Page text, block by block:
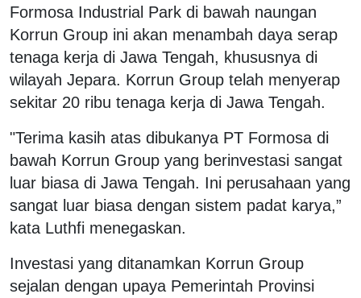
Formosa Industrial Park di bawah naungan
Korrun Group ini akan menambah daya serap
tenaga kerja di Jawa Tengah, khususnya di
wilayah Jepara. Korrun Group telah menyerap
sekitar 20 ribu tenaga kerja di Jawa Tengah.
"Terima kasih atas dibukanya PT Formosa di
bawah Korrun Group yang berinvestasi sangat
luar biasa di Jawa Tengah. Ini perusahaan yang
sangat luar biasa dengan sistem padat karya,”
kata Luthfi menegaskan.
Investasi yang ditanamkan Korrun Group
sejalan dengan upaya Pemerintah Provinsi